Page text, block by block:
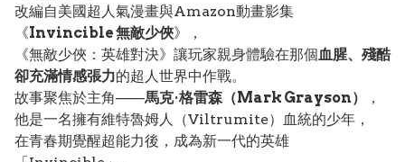
改編自美國超人氣漫畫與Amazon動畫影集
《Invincible 無敵少俠》，
《無敵少俠：英雄對決》讓玩家親身體驗在那個血腥、殘酷
卻充滿情感張力的超人世界中作戰。
故事聚焦於主角——馬克·格雷森（Mark Grayson）
，
他是一名擁有維特魯姆人（Viltrumite）血統的少年，
在青春期覺醒超能力後，成為新一代的英雄